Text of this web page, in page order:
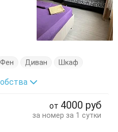
Фен Диван Шкаф
от 4000 руб
за номер за 1 сутки